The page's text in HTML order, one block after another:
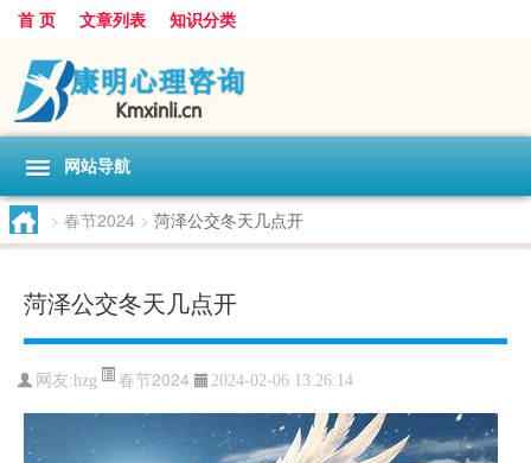
首 页 文章列表 知识分类
网站导航
> 春节2024 > 菏泽公交冬天几点开
菏泽公交冬天几点开
网友:hzg 春节2024 2024-02-06 13:26:14